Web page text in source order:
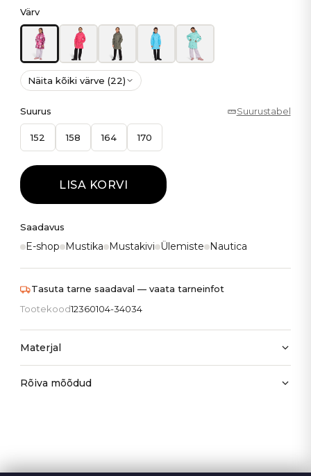
Värv
Näita kõiki värve (22)
Suurus Suurustabel
152 158 164 170
LISA KORVI
Saadavus
E-shop Mustika Mustakivi Ülemiste Nautica
Tasuta tarne saadaval — vaata tarneinfot
Tootekood12360104-34034
Materjal
Rõiva mõõdud